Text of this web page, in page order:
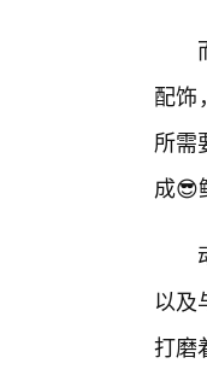
配饰
所需
成😎
以及
打磨